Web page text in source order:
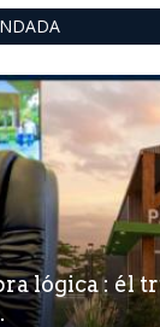
lógica : él